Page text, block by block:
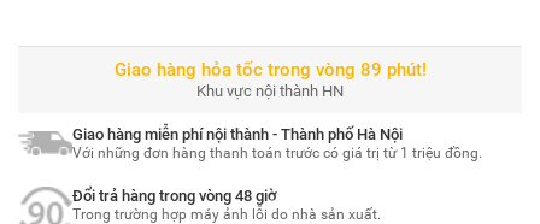
Giao hàng hỏa tốc trong vòng 89 phút!
Khu vực nội thành HN
Giao hàng miễn phí nội thành - Thành phố Hà Nội
Với những đơn hàng thanh toán trước có giá trị từ 1 triệu đồng.
Đổi trả hàng trong vòng 48 giờ
Trong trường hợp máy ảnh lỗi do nhà sản xuất.